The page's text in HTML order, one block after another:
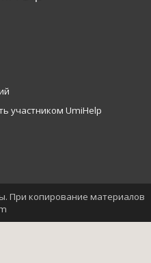
участником UmiHelp
При копирование материалов